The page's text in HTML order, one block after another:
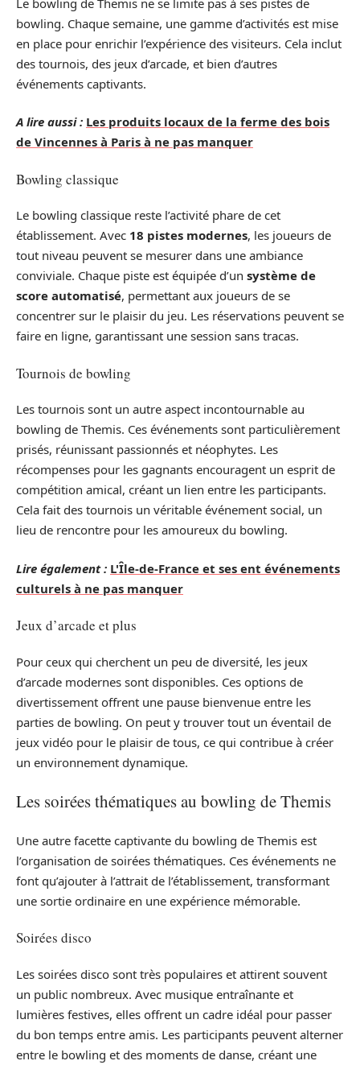
bowling. Chaque semaine, une gamme d’activités est mise
en place pour enrichir l’expérience des visiteurs. Cela inclut
des tournois, des jeux d’arcade, et bien d’autres
événements captivants.
A lire aussi : Les produits locaux de la ferme des bois
de Vincennes à Paris à ne pas manquer
Bowling classique
Le bowling classique reste l’activité phare de cet
établissement. Avec 18 pistes modernes, les joueurs de
tout niveau peuvent se mesurer dans une ambiance
conviviale. Chaque piste est équipée d’un système de
score automatisé, permettant aux joueurs de se
concentrer sur le plaisir du jeu. Les réservations peuvent se
faire en ligne, garantissant une session sans tracas.
Tournois de bowling
Les tournois sont un autre aspect incontournable au
bowling de Themis. Ces événements sont particulièrement
prisés, réunissant passionnés et néophytes. Les
récompenses pour les gagnants encouragent un esprit de
compétition amical, créant un lien entre les participants.
Cela fait des tournois un véritable événement social, un
lieu de rencontre pour les amoureux du bowling.
Lire également : L'Île-de-France et ses ent événements
culturels à ne pas manquer
Jeux d’arcade et plus
Pour ceux qui cherchent un peu de diversité, les jeux
d’arcade modernes sont disponibles. Ces options de
divertissement offrent une pause bienvenue entre les
parties de bowling. On peut y trouver tout un éventail de
jeux vidéo pour le plaisir de tous, ce qui contribue à créer
un environnement dynamique.
Les soirées thématiques au bowling de Themis
Une autre facette captivante du bowling de Themis est
l’organisation de soirées thématiques. Ces événements ne
font qu’ajouter à l’attrait de l’établissement, transformant
une sortie ordinaire en une expérience mémorable.
Soirées disco
Les soirées disco sont très populaires et attirent souvent
un public nombreux. Avec musique entraînante et
lumières festives, elles offrent un cadre idéal pour passer
du bon temps entre amis. Les participants peuvent alterner
entre le bowling et des moments de danse, créant une